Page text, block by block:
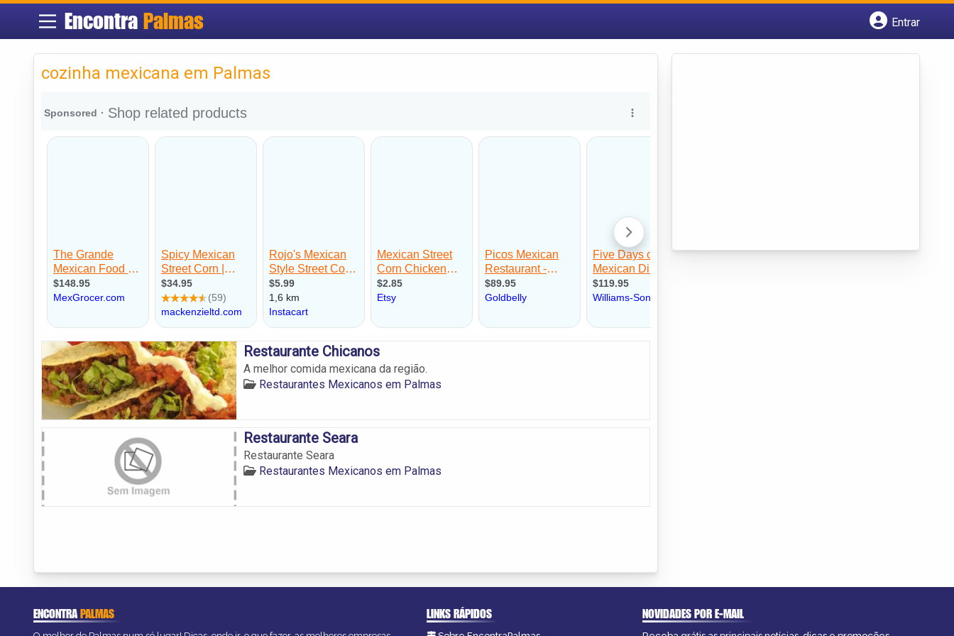
Encontra Palmas
Entrar
cozinha mexicana em Palmas
Restaurante Chicanos
A melhor comida mexicana da região.
Restaurantes Mexicanos em Palmas
Restaurante Seara
Restaurante Seara
Restaurantes Mexicanos em Palmas
ENCONTRAPALMAS LINKS RÁPIDOS NOVIDADES POR E-MAIL